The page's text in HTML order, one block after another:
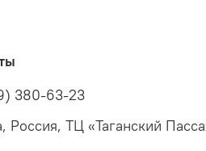
380-63-23
Россия, ТЦ «Таганский